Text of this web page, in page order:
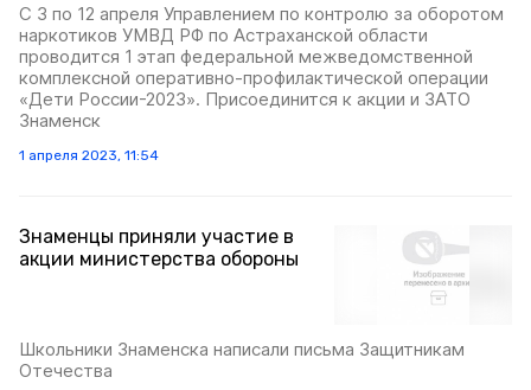
С 3 по 12 апреля Управлением по контролю за оборотом
наркотиков УМВД РФ по Астраханской области
проводится 1 этап федеральной межведомственной
комплексной оперативно-профилактической операции
«Дети России-2023». Присоединится к акции и ЗАТО
Знаменск
1 апреля 2023, 11:54
Знаменцы приняли участие в
акции министерства обороны
Школьники Знаменска написали письма Защитникам
Отечества